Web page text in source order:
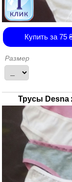
Купить за 75
Размер
Трусы Desna